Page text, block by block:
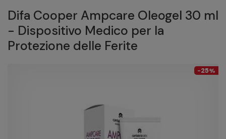
Difa Cooper Ampcare Oleogel 30 ml
- Dispositivo Medico per la
Protezione delle Ferite
-25%